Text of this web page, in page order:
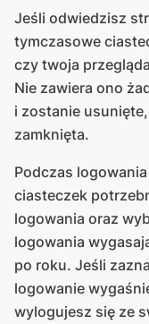
Jeśli odwiedzisz
tymczasowe
czy twoja
Nie zawiera ono
i zostanie
zamknięta.
Podczas
ciasteczek
logowania oraz
logowania
po roku. Jeśli
logowanie
wylogujesz się ze